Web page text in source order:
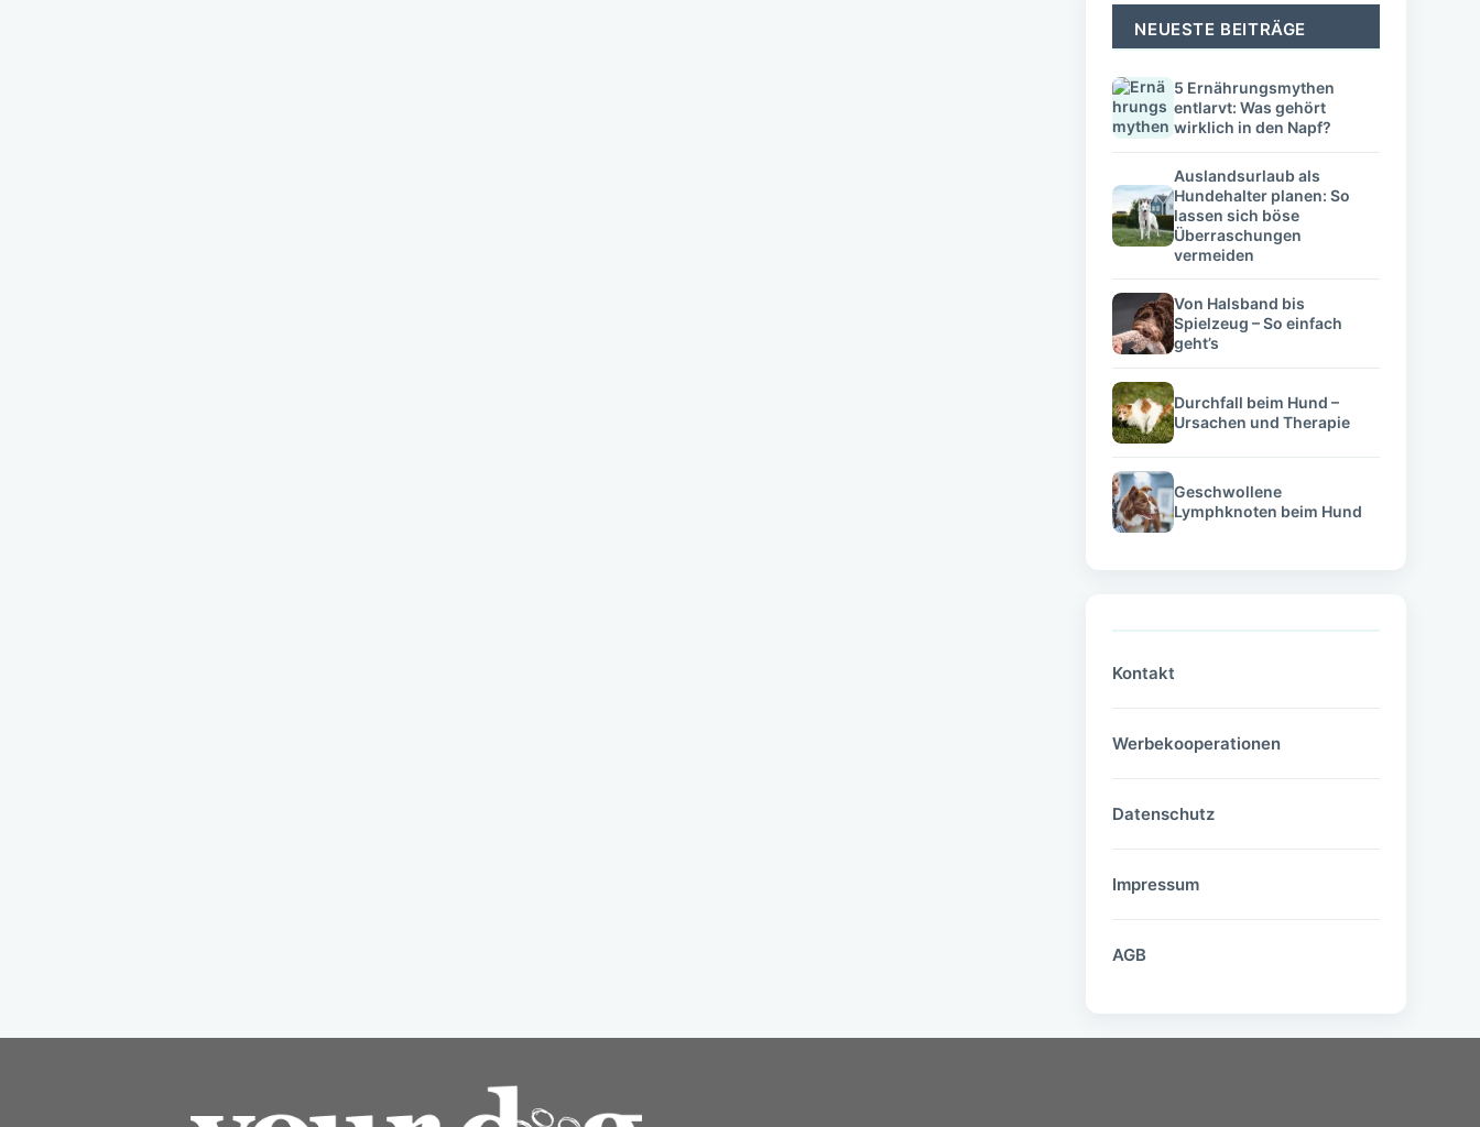
NEUESTE BEITRÄGE
5 Ernährungsmythen
entlarvt: Was gehört
wirklich in den Napf?
Auslandsurlaub als
Hundehalter planen: So
lassen sich böse
Überraschungen
vermeiden
Von Halsband bis
Spielzeug – So einfach
geht’s
Durchfall beim Hund –
Ursachen und Therapie
Geschwollene
Lymphknoten beim Hund
Kontakt
Werbekooperationen
Datenschutz
Impressum
AGB